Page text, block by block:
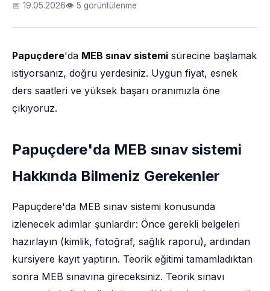
📅 19.05.2026👁 5 görüntülenme
Papuçdere'da MEB sınav sistemi sürecine başlamak
istiyorsanız, doğru yerdesiniz. Uygun fiyat, esnek
ders saatleri ve yüksek başarı oranımızla öne
çıkıyoruz.
Papuçdere'da MEB sınav sistemi
Hakkında Bilmeniz Gerekenler
Papuçdere'da MEB sınav sistemi konusunda
izlenecek adımlar şunlardır: Önce gerekli belgeleri
hazırlayın (kimlik, fotoğraf, sağlık raporu), ardından
kursiyere kayıt yaptırın. Teorik eğitimi tamamladıktan
sonra MEB sınavına gireceksiniz. Teorik sınavı